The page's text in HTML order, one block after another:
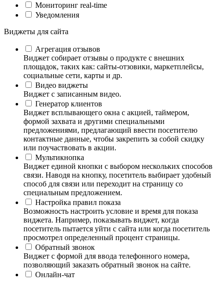
Мониторинг real-time
Уведомления
Виджеты для сайта
Агрегация отзывов
Виджет собирает отзывы о продукте с внешних
площадок, таких как: сайты-отзовики, маркетплейсы,
социальные сети, карты и др.
Видео виджеты
Виджет с записанным видео.
Генератор клиентов
Виджет всплывающего окна с акцией, таймером,
формой захвата и другими специальными
предложениями, предлагающий ввести посетителю
контактные данные, чтобы закрепить за собой скидку
или поучаствовать в акции.
Мультикнопка
Виджет единой кнопки с выбором нескольких способов
связи. Наводя на кнопку, посетитель выбирает удобный
способ для связи или переходит на страницу со
специальным предложением.
Настройка правил показа
Возможность настроить условие и время для показа
виджета. Например, показывать виджет, когда
посетитель пытается уйти с сайта или когда посетитель
просмотрел определенный процент страницы.
Обратный звонок
Виджет с формой для ввода телефонного номера,
позволяющий заказать обратный звонок на сайте.
Онлайн-чат